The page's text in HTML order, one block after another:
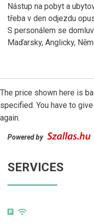
Nástup na pobyt a
třeba v den odjezdu
S personálem se
Maďarsky, Anglicky,
The price shown here is
specified. You have to
again.
Powered by
SERVICES